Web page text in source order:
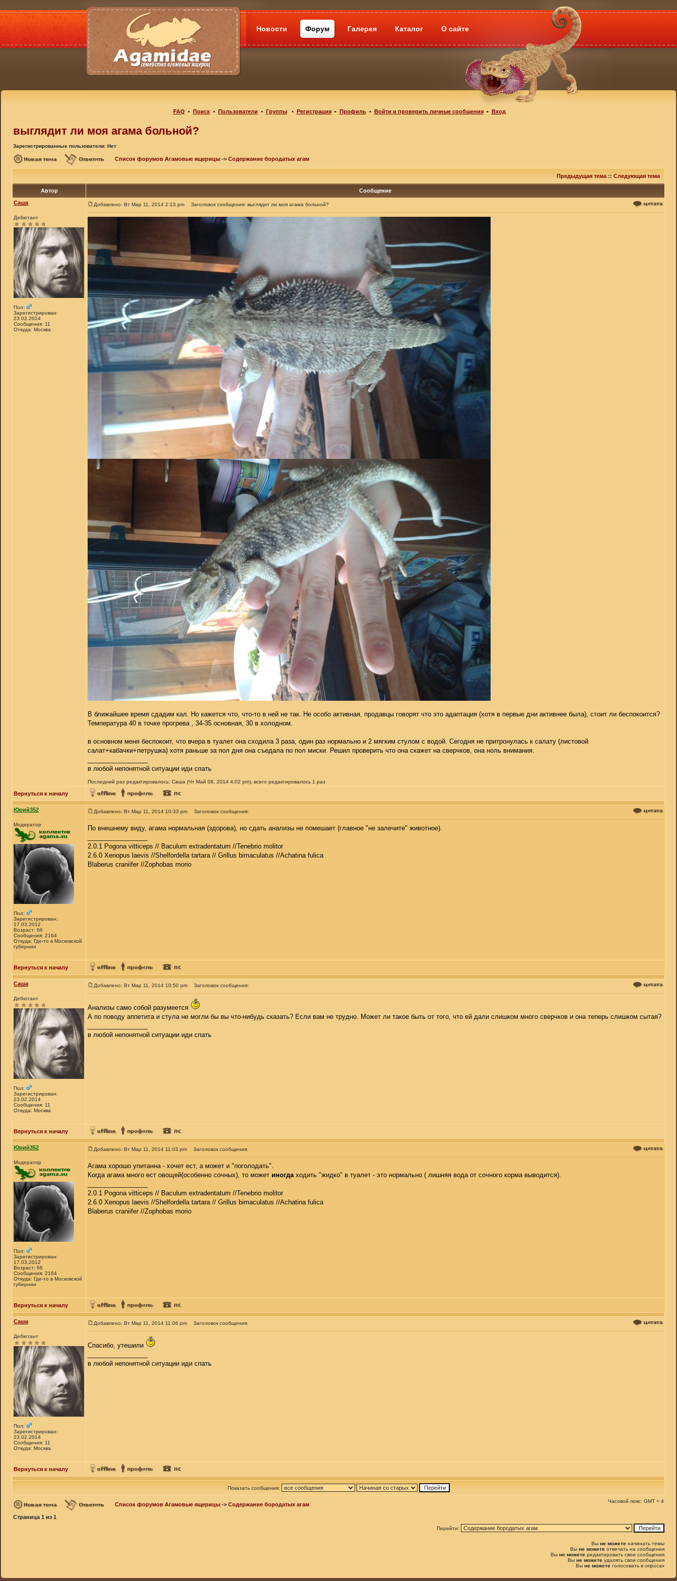
Новости Форум Галерея Каталог О сайте
FAQ • Поиск• Пользователи • Группы• Регистрация• Профиль• Войти и проверить личные сообщения• Вход
выглядит ли моя агама больной?
Зарегистрированные пользователи: Нет
Список форумов Агамовые ящерицы -> Содержание бородатых агам
Предыдущая тема :: Следующая тема
Автор
Сообщение
Саша
Дебютант
Пол:
Зарегистрирован:
23.02.2014
Сообщения: 11
Откуда: Москва
Добавлено: Вт Мар 11, 2014 2:13 pm Заголовок сообщения: выглядит ли моя агама больной?
В ближайшее время сдадим кал. Но кажется что, что-то в ней не так. Не особо активная, продавцы говорят что это адаптация (хотя в первые дни активнее была), стоит ли беспокоится?
Температура 40 в точке прогрева , 34-35 основная, 30 в холодном.
в основном меня беспокоит, что вчера в туалет она сходила 3 раза, один раз нормально и 2 мягким стулом с водой. Сегодня не притронулась к салату (листовой
салат+кабачки+петрушка) хотя раньше за пол дня она съедала по пол миски. Решил проверить что она скажет на сверчков, она ноль внимания.
в любой непонятной ситуации иди спать
Последний раз редактировалось: Саша (Чт Май 08, 2014 4:02 pm), всего редактировалось 1 раз
Вернуться к началу
Юрий352
Модератор
Пол:
Зарегистрирован:
17.03.2012
Возраст: 66
Сообщения: 2164
Откуда: Где-то в Московской
губернии
Добавлено: Вт Мар 11, 2014 10:33 pm Заголовок сообщения:
По внешнему виду, агама нормальная (здорова), но сдать анализы не помешает (главное "не залечите" животное).
2.0.1 Pogona vitticeps // Baculum extradentatum //Tenebrio molitor
2.6.0 Xenopus laevis //Shelfordella tartara // Grillus bimaculatus //Achatina fulica
Blaberus craniifer //Zophobas morio
Вернуться к началу
Саша
Дебютант
Пол:
Зарегистрирован:
23.02.2014
Сообщения: 11
Откуда: Москва
Добавлено: Вт Мар 11, 2014 10:50 pm Заголовок сообщения:
Анализы само собой разумеется
А по поводу аппетита и стула не могли бы вы что-нибудь сказать? Если вам не трудно. Может ли такое быть от того, что ей дали слишком много сверчков и она теперь слишком сытая?
в любой непонятной ситуации иди спать
Вернуться к началу
Юрий352
Модератор
Пол:
Зарегистрирован:
17.03.2012
Возраст: 66
Сообщения: 2164
Откуда: Где-то в Московской
губернии
Добавлено: Вт Мар 11, 2014 11:03 pm Заголовок сообщения:
Агама хорошо упитанна - хочет ест, а может и "поголодать".
Когда агама много ест овощей(особенно сочных), то может иногдаходить "жидко" в туалет - это нормально ( лишняя вода от сочного корма выводится).
2.0.1 Pogona vitticeps // Baculum extradentatum //Tenebrio molitor
2.6.0 Xenopus laevis //Shelfordella tartara // Grillus bimaculatus //Achatina fulica
Blaberus craniifer //Zophobas morio
Вернуться к началу
Саша
Дебютант
Пол:
Зарегистрирован:
23.02.2014
Сообщения: 11
Откуда: Москва
Добавлено: Вт Мар 11, 2014 11:06 pm Заголовок сообщения:
Спасибо, утешили
в любой непонятной ситуации иди спать
Вернуться к началу
Показать сообщения:
Список форумов Агамовые ящерицы -> Содержание бородатых агам
Часовой пояс: GMT + 4
Страница 1 из 1
Перейти:
Вы не можете начинать темы
Вы не можете отвечать на сообщения
Вы не можете редактировать свои сообщения
Вы не можете удалять свои сообщения
Вы не можете голосовать в опросах